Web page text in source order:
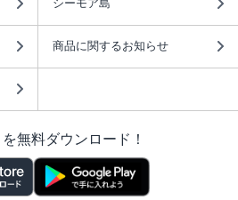
シーモア島
商品に関するお知らせ
無料ダウンロード！